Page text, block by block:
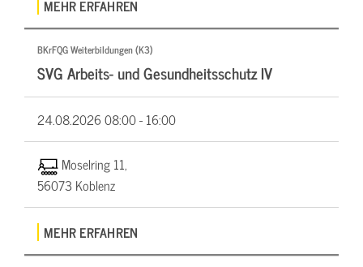
MEHR ERFAHREN
BKrFQG Weiterbildungen (K3)
SVG Arbeits- und Gesundheitsschutz IV
24.08.202608:00 - 16:00
Moselring 11,
56073 Koblenz
MEHR ERFAHREN